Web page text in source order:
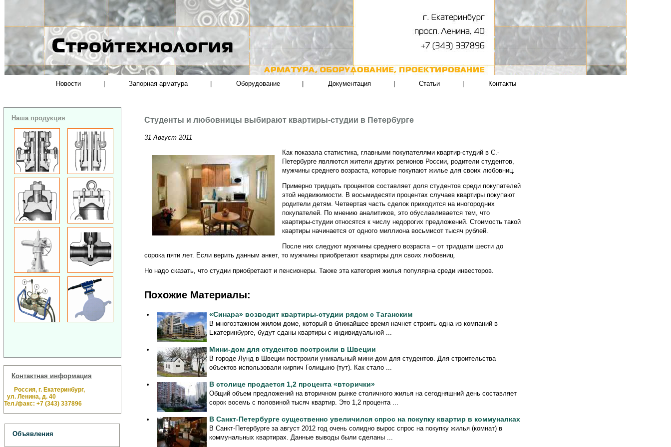
Новости Запорная арматура Оборудование Документация Статьи Контакты
Наша продукция
Контактная информация
Россия, г. Екатеринбург,
ул. Ленина, д. 40
Тел./факс: +7 (343) 337896
Объявления
Студенты и любовницы выбирают квартиры-студии в Петербурге
31 Август 2011
Как показала статистика, главными покупателями квартир-студий в С.-
Петербурге являются жители других регионов России, родители студентов,
мужчины среднего возраста, которые покупают жилье для своих любовниц.
Примерно тридцать процентов составляет доля студентов среди покупателей
этой недвижимости. В восьмидесяти процентах случаев квартиры покупают
родители детям. Четвертая часть сделок приходится на иногородних
покупателей. По мнению аналитиков, это обуславливается тем, что
квартиры-студии относятся к числу недорогих предложений. Стоимость такой
квартиры начинается от одного миллиона восьмисот тысяч рублей.
После них следуют мужчины среднего возраста – от тридцати шести до
сорока пяти лет. Если верить данным анкет, то мужчины приобретают квартиры для своих любовниц.
Но надо сказать, что студии приобретают и пенсионеры. Также эта категория жилья популярна среди инвесторов.
Похожие Материалы:
«Синара» возводит квартиры-студии рядом с Таганским
В многоэтажном жилом доме, который в ближайшее время начнет строить одна из компаний в
Екатеринбурге, будут сданы квартиры с индивидуальной ...
Мини-дом для студентов построили в Швеции
В городе Лунд в Швеции построили уникальный мини-дом для студентов. Для строительства
объектов использовали кирпич Голицыно (тут). Как стало ...
В столице продается 1,2 процента «вторички»
Общий объем предложений на вторичном рынке столичного жилья на сегодняшний день составляет
сорок восемь с половиной тысяч квартир. Это 1,2 процента ...
В Санкт-Петербурге существенно увеличился спрос на покупку квартир в коммуналках
В Санкт-Петербурге за август 2012 год очень солидно вырос спрос на покупку жилья (комнат) в
коммунальных квартирах. Данные выводы были сделаны ...